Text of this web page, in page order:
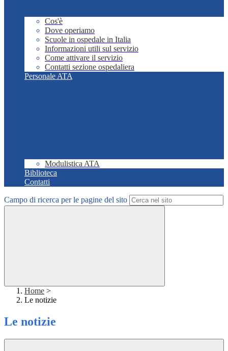
Cos'è
Dove operiamo
Scuole in ospedale in Italia
Informazioni utili sul servizio
Come attivare il servizio
Contatti sezione ospedaliera
Personale ATA
Modulistica ATA
Biblioteca
Contatti
Campo di ricerca per le pagine del sito
Home >
Le notizie
Le notizie